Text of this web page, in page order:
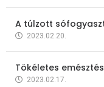
A túlzott
2023.02.20.
Tökéletes
2023.02.17.